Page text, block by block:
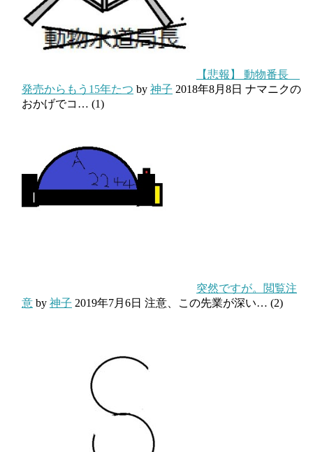
【悲報】 動物番長
発売からもう15年たつ by 神子 2018年8月8日 ナマニクの
おかげでコ… (1)
突然ですが。閲覧注
意 by 神子 2019年7月6日 注意、この先業が深い… (2)